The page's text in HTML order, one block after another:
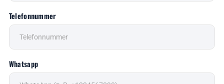
Telefonnummer
Whatsapp